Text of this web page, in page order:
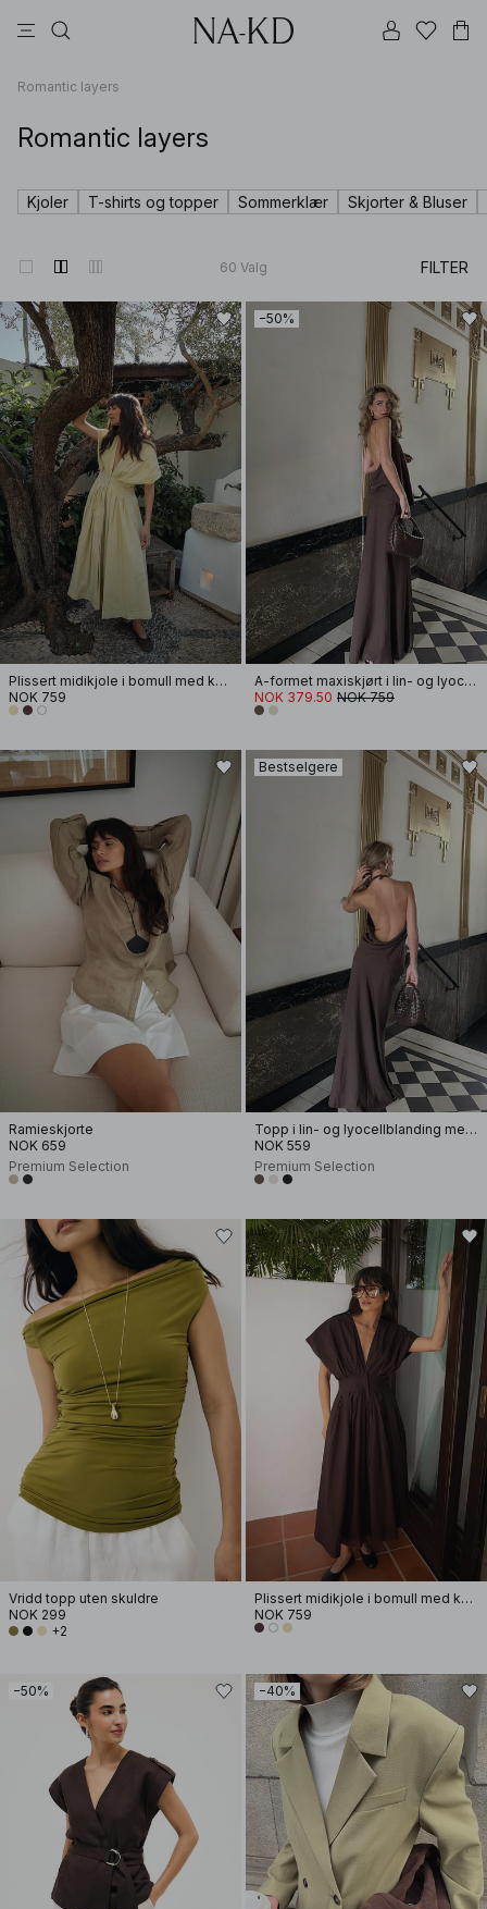
Romantic layers
Romantic layers
Kjoler T-shirts og topper Sommerklær Skjorter & Bluser
60 Valg FILTER
Plissert midikjole i bomull med korte ermer
NOK 759
−50%
A-formet maxiskjørt i lin- og lyocellblanding
NOK 379.50 NOK 759
Ramieskjorte
NOK 659
Premium Selection
Bestselgere
Topp i lin- og lyocellblanding med halterneck
NOK 559
Premium Selection
Vridd topp uten skuldre
NOK 299
+2
Plissert midikjole i bomull med korte ermer
NOK 759
−50% −40%